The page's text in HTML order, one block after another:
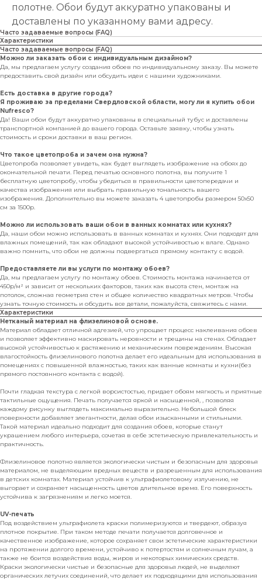
полотне. Обои будут аккуратно упакованы и
доставлены по указанному вами адресу.
Часто задаваемые вопросы (FAQ)
Характеристики
Часто задаваемые вопросы (FAQ)
Можно ли заказать обои с индивидуальным дизайном?
Да, мы предлагаем услугу создания обоев по индивидуальному заказу. Вы можете
предоставить свой дизайн или обсудить идеи с нашими художниками.
Есть доставка в другие города?
Я проживаю за пределами Свердловской области, могу ли я купить обои
Nufresco?
Да! Ваши обои будут аккуратно упакованы в специальный тубус и доставлены
транспортной компанией до вашего города. Оставьте заявку, чтобы узнать
стоимость и сроки доставки в ваш регион.
Что такое цветопроба и зачем она нужна?
Цветопроба позволяет увидеть, как будет выглядеть изображение на обоях до
окончательной печати. Перед печатью основного полотна, вы получите 1
бесплатную цветопробу, чтобы убедиться в правильности цветопередачи и
качества изображения или выбрать правильную тональность вашего
изображения. Дополнительно вы можете заказать 4 цветопробы размером 50х50
см за 1500р.
Можно ли использовать ваши обои в ванных комнатах или кухнях?
Да, наши обои можно использовать в ванных комнатах и кухнях. Они подходят для
влажных помещений, так как обладают высокой устойчивостью к влаге. Однако
важно помнить, что обои не должны подвергаться прямому контакту с водой.
Предоставляете ли вы услуги по монтажу обоев?
Да, мы предлагаем услугу по монтажу обоев. Стоимость монтажа начинается от
450р/м² и зависит от нескольких факторов, таких как высота стен, монтаж на
потолок, сложная геометрия стен и общее количество квадратных метров. Чтобы
узнать точную стоимость и обсудить все детали, пожалуйста, свяжитесь с нами.
Характеристики
Нетканый материал на флизелиновой основе.
Материал обладает отличной адгезией, что упрощает процесс наклеивания обоев
и позволяет эффективно маскировать неровности и трещины на стенах. Обладает
высокой устойчивостью к растяжению и механическим повреждениям. Высокая
влагостойкость флизелинового полотна делает его идеальным для использования в
помещениях с повышенной влажностью, таких как ванные комнаты и кухни(без
прямого постоянного контакта с водой).
Почти гладкая текстура с легкой ворсистостью, придает обоям мягкость и приятные
тактильные ощущения. Печать получается яркой и насыщенной, , позволяя
каждому рисунку выглядеть максимально выразительно. Небольшой блеск
поверхности добавляет элегантности, делая обои изысканными и стильными.
Такой материал идеально подходит для создания обоев, которые станут
украшением любого интерьера, сочетая в себе эстетическую привлекательность и
практичность.
Флизелиновое полотно является экологически чистым и безопасным для здоровья
материалом, не выделяющим вредных веществ и разрешенным для использования
в детских комнатах. Материал устойчив к ультрафиолетовому излучению, не
выгорает и сохраняет насыщенность цветов длительное время. Его поверхность
устойчива к загрязнениям и легко моется.
UV-печать
Под воздействием ультрафиолета краски полимеризуются и твердеют, образуя
плотное покрытие. При таком методе печати получается долговечное и
качественное изображение, которое сохраняет свои эстетические характеристики
на протяжении долгого времени, устойчиво к потертостям и солнечным лучам, а
также не боится воздействия воды, жиров и некоторых химических средств.
Краски экологически чистые и безопасные для здоровья людей, не выделяют
органических летучих соединений, что делает их подходящими для использования